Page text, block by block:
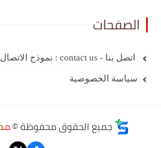
الصفحات
اتصل بنا - contact us : نموذج الاتصال المخصص لمدونة عرباوي
سياسة الخصوصية
جميع الحقوق محفوظة ©